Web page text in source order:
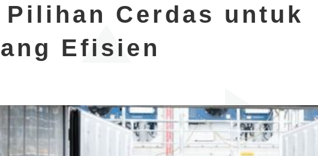
Pilihan Cerdas untuk
Efisien